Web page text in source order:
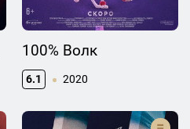
100% Волк
6.1 2020